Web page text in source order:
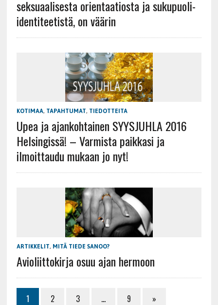
seksuaalisesta orientaatiosta ja sukupuoli-
identiteetistä, on väärin
KOTIMAA, TAPAHTUMAT, TIEDOTTEITA
Upea ja ajankohtainen SYYSJUHLA 2016
Helsingissä! – Varmista paikkasi ja
ilmoittaudu mukaan jo nyt!
ARTIKKELIT, MITÄ TIEDE SANOO?
Avioliittokirja osuu ajan hermoon
1 2 3 … 9 »